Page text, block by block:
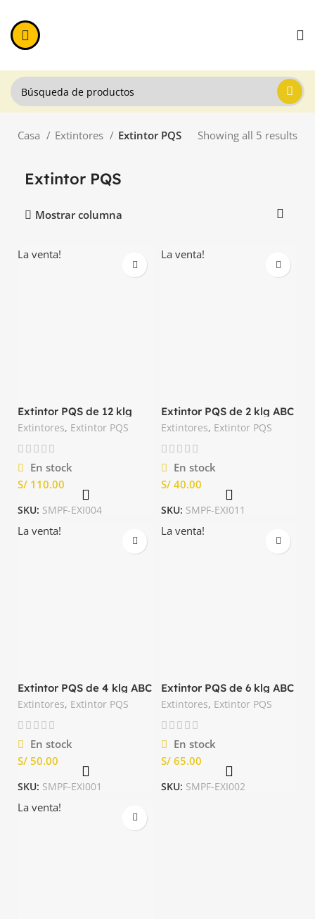
Casa Extintores Extintor PQS Showing all 5 results
Extintor PQS
Mostrar columna
La venta!
Extintor PQS de 12 klg
ABC Importado
Extintores, Extintor PQS
En stock
S/
SKU: SMPF-EXI004
La venta!
Extintor PQS de 2 klg ABC
Importado
Extintores, Extintor PQS
En stock
S/
SKU: SMPF-EXI011
La venta!
Extintor PQS de 4 klg ABC
Importado
Extintores, Extintor PQS
En stock
S/
SKU: SMPF-EXI001
La venta!
Extintor PQS de 6 klg ABC
Importado
Extintores, Extintor PQS
En stock
S/
SKU: SMPF-EXI002
La venta!